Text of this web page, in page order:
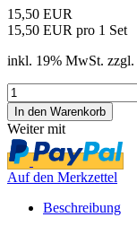
15,50 EUR
15,50 EUR pro 1 Set
inkl. 19% MwSt. zzgl.
Weiter mit
Auf den Merkzettel
Beschreibung